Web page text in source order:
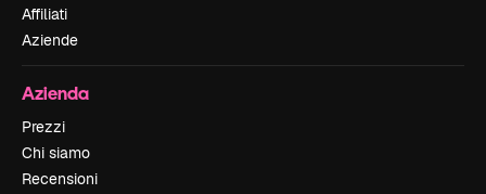
Affiliati
Aziende
Azienda
Prezzi
Chi siamo
Recensioni